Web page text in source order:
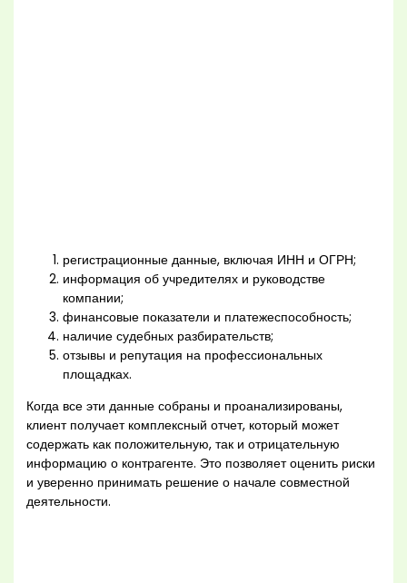
регистрационные данные, включая ИНН и ОГРН;
информация об учредителях и руководстве
компании;
финансовые показатели и платежеспособность;
наличие судебных разбирательств;
отзывы и репутация на профессиональных
площадках.
Когда все эти данные собраны и проанализированы,
клиент получает комплексный отчет, который может
содержать как положительную, так и отрицательную
информацию о контрагенте. Это позволяет оценить риски
и уверенно принимать решение о начале совместной
деятельности.